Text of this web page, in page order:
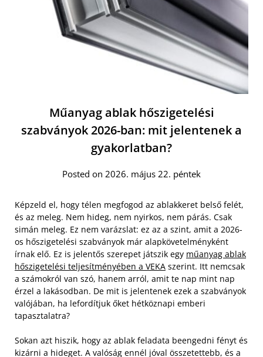
Műanyag ablak hőszigetelési
szabványok 2026-ban: mit jelentenek a
gyakorlatban?
Posted on 2026. május 22. péntek
Képzeld el, hogy télen megfogod az ablakkeret belső felét,
és az meleg. Nem hideg, nem nyirkos, nem párás. Csak
simán meleg. Ez nem varázslat: ez az a szint, amit a 2026-
os hőszigetelési szabványok már alapkövetelményként
írnak elő. Ez is jelentős szerepet játszik egy műanyag ablak
hőszigetelési teljesítményében a VEKA szerint. Itt nemcsak
a számokról van szó, hanem arról, amit te nap mint nap
érzel a lakásodban. De mit is jelentenek ezek a szabványok
valójában, ha lefordítjuk őket hétköznapi emberi
tapasztalatra?
Sokan azt hiszik, hogy az ablak feladata beengedni fényt és
kizárni a hideget. A valóság ennél jóval összetettebb, és a